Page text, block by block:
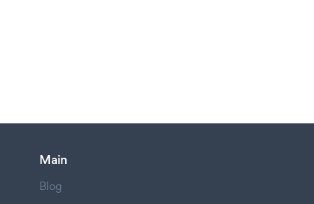
Main
Blog